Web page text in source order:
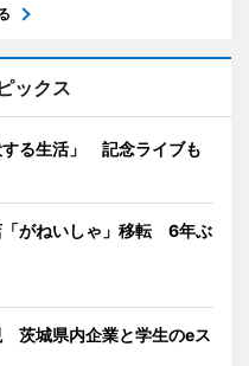
ックス
する生活」 記念ライブも
「がねいしゃ」移転 6年ぶ
茨城県内企業と学生のeス